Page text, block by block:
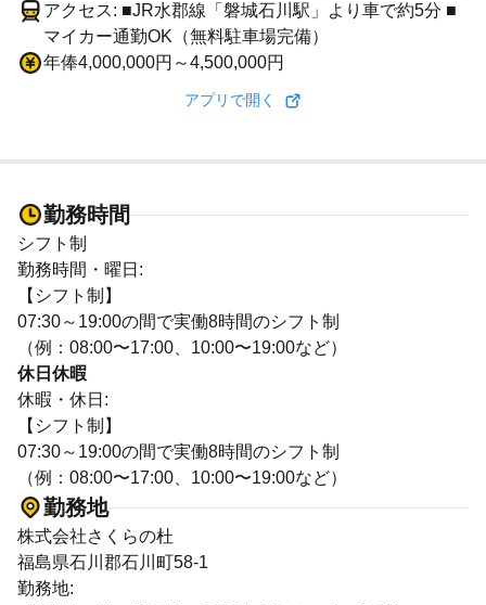
アクセス: ■JR水郡線「磐城石川駅」より車で約5分 ■
マイカー通勤OK（無料駐車場完備）
年俸4,000,000円～4,500,000円
アプリで開く
勤務時間
シフト制
勤務時間・曜日:
【シフト制】
07:30～19:00の間で実働8時間のシフト制
（例：08:00〜17:00、10:00〜19:00など）
休日休暇
休暇・休日:
【シフト制】
07:30～19:00の間で実働8時間のシフト制
（例：08:00〜17:00、10:00〜19:00など）
勤務地
株式会社さくらの杜
福島県石川郡石川町58-1
勤務地: